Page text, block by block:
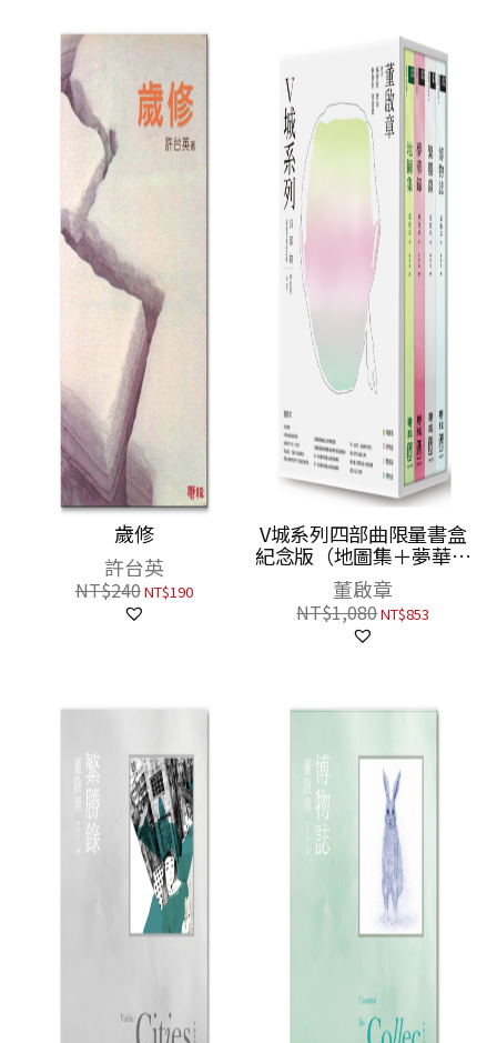
歲修
許台英
NT$240NT$190
V城系列四部曲限量書盒
紀念版（地圖集＋夢華錄
＋繁勝錄＋博物誌）
董啟章
NT$1,080NT$853